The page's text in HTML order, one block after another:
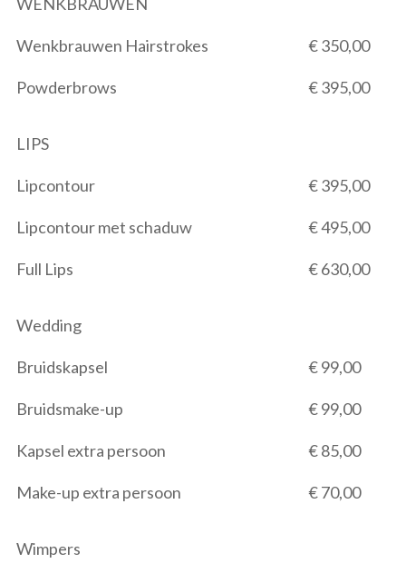
Wenkbrauwen Hairstrokes € 350,00
Powderbrows € 395,00
LIPS
Lipcontour € 395,00
Lipcontour met schaduw € 495,00
Full Lips € 630,00
Wedding
Bruidskapsel € 99,00
Bruidsmake-up € 99,00
Kapsel extra persoon € 85,00
Make-up extra persoon € 70,00
Wimpers